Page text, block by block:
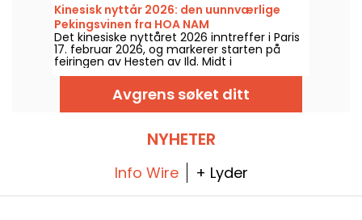
Kinesisk nyttår 2026: den uunnværlige
Pekingsvinen fra HOA NAM
Det kinesiske nyttåret 2026 inntreffer i Paris
17. februar 2026, og markerer starten på
feiringen av Hesten av Ild. Midt i
festlighetene er den berømte andelåren
blitt en ubestridt stjerne på de tradisjonelle
bordene. For å få med seg alt og nyte dette
klassiske rettet, bør man ta turen til Hoa
som elsker asiatiske smaker.
Avgrens søket ditt
NYHETER
Info Wire + Lyder